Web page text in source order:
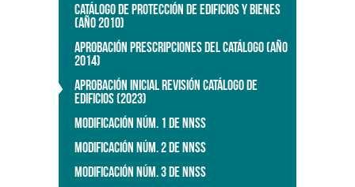
CATÁLOGO DE PROTECCIÓN DE EDIFICIOS Y BIENES
(AÑO 2010)
APROBACIÓN PRESCRIPCIONES DEL CATÁLOGO (AÑO
2014)
APROBACIÓN INICIAL REVISIÓN CATÁLOGO DE
EDIFICIOS (2023)
MODIFICACIÓN NÚM. 1 DE NNSS
MODIFICACIÓN NÚM. 2 DE NNSS
MODIFICACIÓN NÚM. 3 DE NNSS